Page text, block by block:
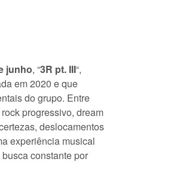
junho, “3R pt. III“,
em 2020 e que
do grupo. Entre
progressivo, dream
deslocamentos
experiência musical
constante por